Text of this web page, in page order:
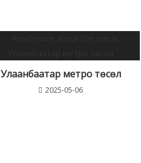
Улаанбаатар метро төсөл
2025-05-06